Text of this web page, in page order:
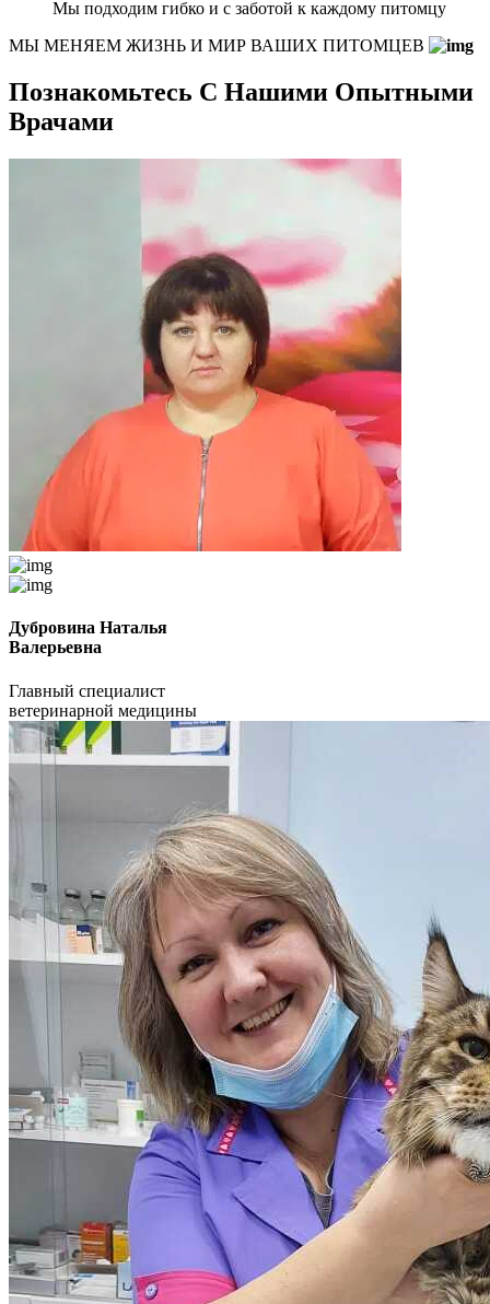
Мы подходим гибко и с заботой к каждому питомцу
МЫ МЕНЯЕМ ЖИЗНЬ И МИР ВАШИХ ПИТОМЦЕВ
Познакомьтесь С Нашими Опытными
Врачами
Дубровина Наталья
Валерьевна
Главный специалист
ветеринарной медицины